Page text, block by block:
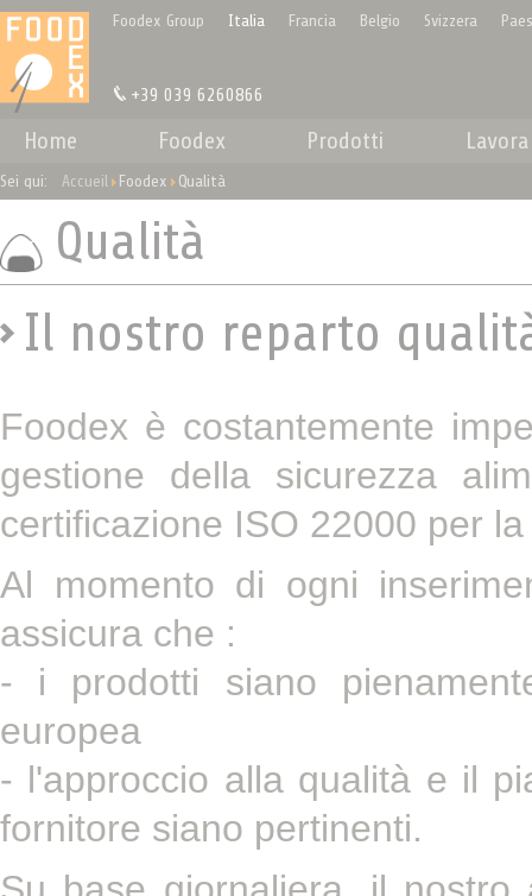
Foodex Group Italia Francia Belgio Svizzera
+39 039 6260866
Home Foodex Prodotti
Sei qui: Accueil Foodex Qualità
Qualità
Il nostro reparto
Foodex è costantemente
gestione della sicurezza
certificazione ISO 22000 per
Al momento di ogni
assicura che :
- i prodotti siano
europea
- l'approccio alla qualità e il
fornitore siano pertinenti.
Pannello di gestione dei cookies